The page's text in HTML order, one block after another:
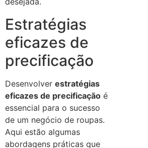
Estratégias
eficazes de
precificação
Desenvolver estratégias
eficazes de precificação é
essencial para o sucesso
de um negócio de roupas.
Aqui estão algumas
abordagens práticas que